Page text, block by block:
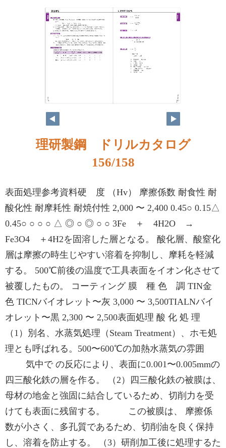
理研製鋼 ドリルカタログ
156/158
表面処理参考資料硬 度 （Hv） 摩擦係数 耐食性 耐
酸化性 耐摩耗性 耐焼付性 2,000 〜 2,400 0.45○ 0.15△
0.45○ ○ ○ ○ △ ◎ ○ ◎ ○ ○ 3Fe ＋ 4H2O →
Fe3O4 ＋4H2を固溶した層となる。 酸化層、酸窒化
層は摩擦の時生じやすい溶着を抑制し、摩耗を軽減
する。 500℃前後の温度で工具表面をイオン化させて
被覆したもの。 コーティング 膜 種 色 調 TIN金
色 TICNバイオレット〜灰 3,000 〜 3,500TIALNバイ
オレット〜黒 2,300 〜 2,500表面処理 酸 化 処 理
（1）別名、水蒸気処理（Steam Treatment）、ホモ処
理とも呼ばれる。500〜600℃の加熱水蒸気の雰囲
気中で の反応により、表面に0.001〜0.005mmの
四三酸化鉄の層を作る。 （2）四三酸化鉄の被膜は、
母材の地金と強固に結合しているため、切削力を受
けても表面に残留する。 この被膜は、 摩擦係
数が小さく、多孔質であるため、切削油を良く保持
し、溶着を防止する。 （3）研削加工後に処理するた